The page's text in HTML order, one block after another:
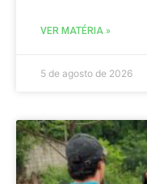
VER MATÉRIA »
5 de agosto de 2026